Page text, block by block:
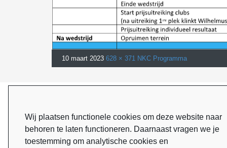
Wij plaatsen functionele cookies om deze website naar
behoren te laten functioneren. Daarnaast vragen we je
toestemming om analytische cookies en
10 maart 2023 628 × 371 NKC Programma